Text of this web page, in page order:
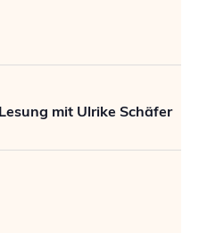
mit Ulrike Schäfer